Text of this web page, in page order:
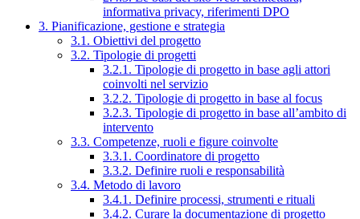
informativa privacy, riferimenti DPO
3. Pianificazione, gestione e strategia
3.1. Obiettivi del progetto
3.2. Tipologie di progetti
3.2.1. Tipologie di progetto in base agli attori
coinvolti nel servizio
3.2.2. Tipologie di progetto in base al focus
3.2.3. Tipologie di progetto in base all’ambito di
intervento
3.3. Competenze, ruoli e figure coinvolte
3.3.1. Coordinatore di progetto
3.3.2. Definire ruoli e responsabilità
3.4. Metodo di lavoro
3.4.1. Definire processi, strumenti e rituali
3.4.2. Curare la documentazione di progetto